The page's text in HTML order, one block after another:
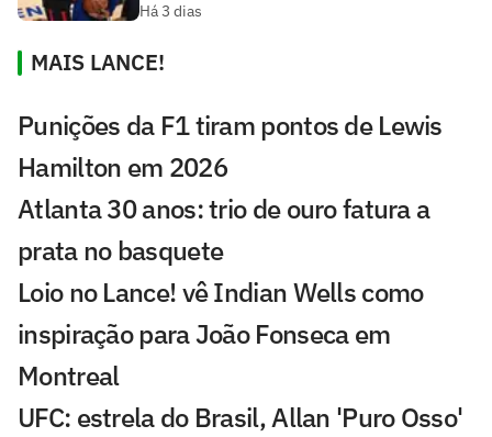
Há 3 dias
MAIS LANCE!
Punições da F1 tiram pontos de Lewis
Hamilton em 2026
Atlanta 30 anos: trio de ouro fatura a
prata no basquete
Loio no Lance! vê Indian Wells como
inspiração para João Fonseca em
Montreal
UFC: estrela do Brasil, Allan 'Puro Osso'